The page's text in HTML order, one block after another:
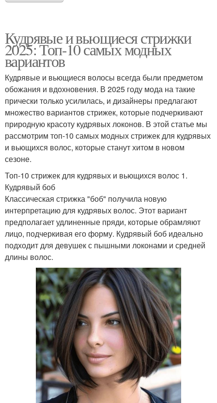
Кудрявые и вьющиеся стрижки
2025: Топ-10 самых модных
вариантов
Кудрявые и вьющиеся волосы всегда были предметом
обожания и вдохновения. В 2025 году мода на такие
прически только усилилась, и дизайнеры предлагают
множество вариантов стрижек, которые подчеркивают
природную красоту кудрявых локонов. В этой статье мы
рассмотрим топ-10 самых модных стрижек для кудрявых
и вьющихся волос, которые станут хитом в новом
сезоне.
Топ-10 стрижек для кудрявых и вьющихся волос 1.
Кудрявый боб
Классическая стрижка "боб" получила новую
интерпретацию для кудрявых волос. Этот вариант
предполагает удлиненные пряди, которые обрамляют
лицо, подчеркивая его форму. Кудрявый боб идеально
подходит для девушек с пышными локонами и средней
длины волос.